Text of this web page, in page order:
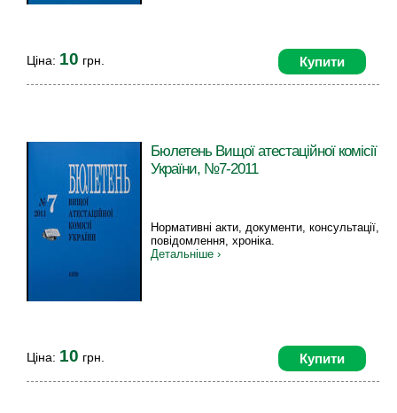
Купити
Ціна: 10 грн.
Бюлетень Вищої атестаційної комісії
України, №7-2011
Нормативні акти, документи, консультації,
повідомлення, хроніка.
Детальніше ›
Купити
Ціна: 10 грн.